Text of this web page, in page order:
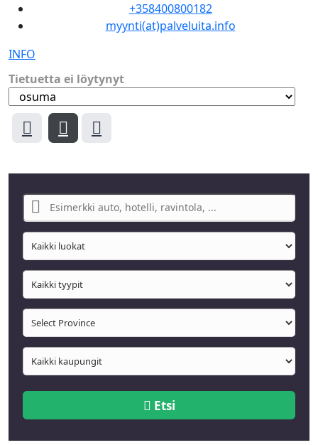
+358400800182
myynti(at)palveluita.info
INFO
Tietuetta ei löytynyt
Etsi